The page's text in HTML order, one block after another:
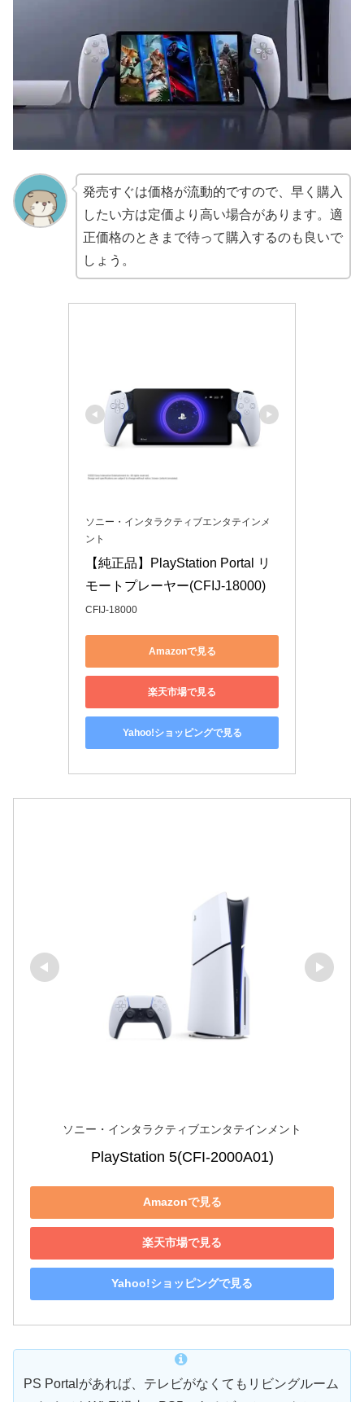
発売すぐは価格が流動的ですので、早く購入
したい方は定価より高い場合があります。適
正価格のときまで待って購入するのも良いで
しょう。
ソニー・インタラクティブエンタテインメ
ント
【純正品】PlayStation Portal リ
モートプレーヤー(CFIJ-18000)
CFIJ-18000
Amazonで見る
楽天市場で見る
Yahoo!ショッピングで見る
ソニー・インタラクティブエンタテインメント
PlayStation 5(CFI-2000A01)
Amazonで見る
楽天市場で見る
Yahoo!ショッピングで見る
PS Portalがあれば、テレビがなくてもリビングルーム